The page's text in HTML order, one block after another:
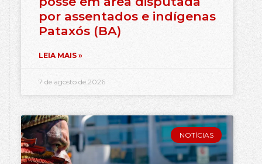
por assentados e indígenas
Pataxós (BA)
LEIA MAIS »
7 de agosto de 2026
NOTÍCIAS